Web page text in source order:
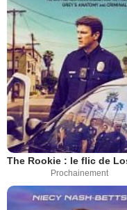
Prochainement